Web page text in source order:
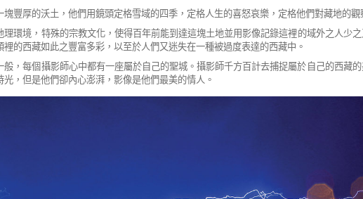
塊豐厚的沃土，他們用鏡頭定格雪域的四季，定格人生的喜怒哀樂，定格他們對藏地的觀
理環境，特殊的宗教文化，使得百年前能到達這塊土地並用影像記錄這裡的域外之人少
裡的西藏如此之豐富多彩，以至於人們又迷失在一種被過度表達的西藏中。
般，每個攝影師心中都有一座屬於自己的聖城。攝影師千方百計去捕捉屬於自 己的西藏
光，但是他們卻內心澎湃，影像是他們最美的情人。